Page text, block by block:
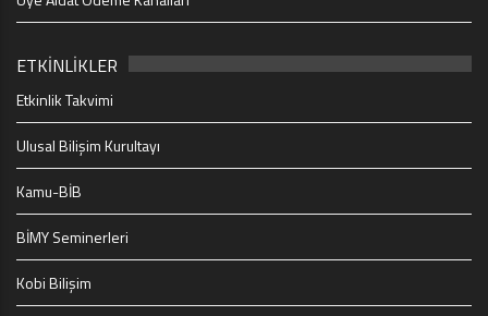
ETKİNLİKLER
Etkinlik Takvimi
Ulusal Bilişim Kurultayı
Kamu-BİB
BİMY Seminerleri
Kobi Bilişim